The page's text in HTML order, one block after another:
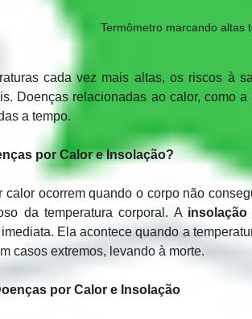
Termômetro marcando altas
cada vez mais altas, os riscos à
Doenças relacionadas ao calor, como a
a tempo.
por Calor e Insolação?
calor ocorrem quando o corpo não
da temperatura corporal. A insolação
Ela acontece quando a
casos extremos, levando à morte.
por Calor e Insolação